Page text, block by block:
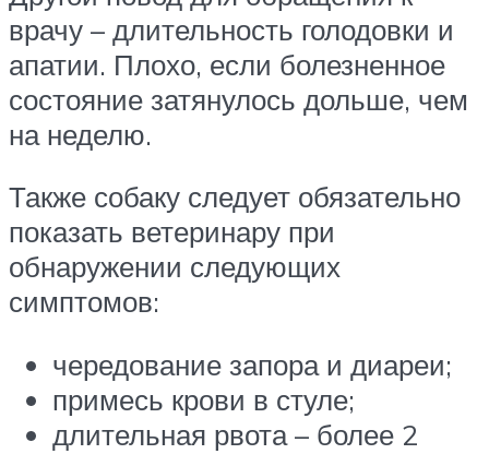
врачу – длительность голодовки и
апатии. Плохо, если болезненное
состояние затянулось дольше, чем
на неделю.
Также собаку следует обязательно
показать ветеринару при
обнаружении следующих
симптомов:
чередование запора и диареи;
примесь крови в стуле;
длительная рвота – более 2